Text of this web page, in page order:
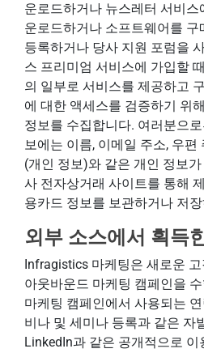
운로드하거나 뉴스레터 서비
운로드하거나 소프트웨어를
등록하거나 당사 지원 포럼을
스 프리미엄 서비스에 가입할
의 일부로 서비스를 제공하고
에 대한 액세스를 검증하기 위
정보를 수집합니다. 여러분으
보에는 이름, 이메일 주소, 우편
(개인 정보)와 같은 개인 정보
사 전자상거래 사이트를 통해
용카드 정보를 보관하거나 저
외부 소스에서 획득
Infragistics 마케팅은 새로운
아웃바운드 마케팅 캠페인을
마케팅 캠페인에서 사용되는
비나 및 세미나 등록과 같은 자
LinkedIn과 같은 공개적으로 이